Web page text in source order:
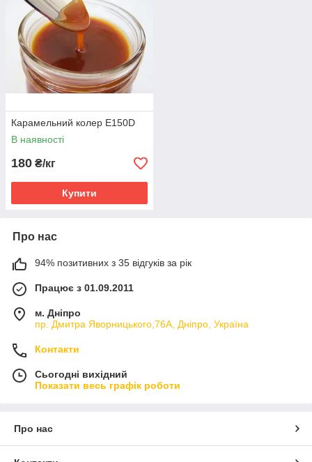
Карамельний колер Е150D
В наявності
180 ₴/кг
Купити
Про нас
94% позитивних з 35 відгуків за рік
Працює з 01.09.2011
м. Дніпро
пр. Дмитра Яворницького,76А, Дніпро, Україна
Контакти
Сьогодні вихідний
Показати весь графік роботи
Про нас